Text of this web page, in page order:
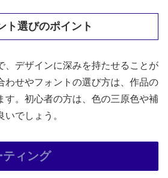
ト選びのポイント
、デザインに深みを持たせることが
わせやフォントの選び方は、作品の
す。初心者の方は、色の三原色や補
でしょう。
ティング